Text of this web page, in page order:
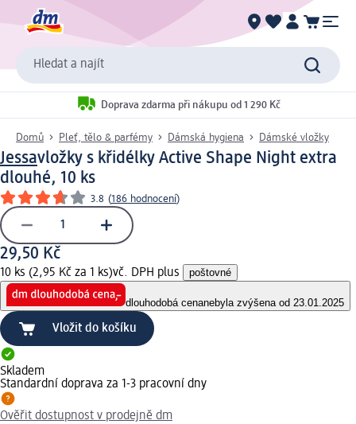
Hledat a najít
Doprava zdarma při nákupu od 1 290 Kč
Domů Pleť, tělo & parfémy Dámská hygiena Dámské vložky
Jessavložky s křidélky Active Shape Night extra
dlouhé, 10 ks
3.8 (186 hodnocení)
29,50 Kč
10 ks (2,95 Kč za 1 ks)vč. DPH plus poštovné
dlouhodobá cenanebyla zvýšena od 23.01.2025
Vložit do košíku
Skladem
Standardní doprava za 1-3 pracovní dny
Ověřit dostupnost v prodejně dm